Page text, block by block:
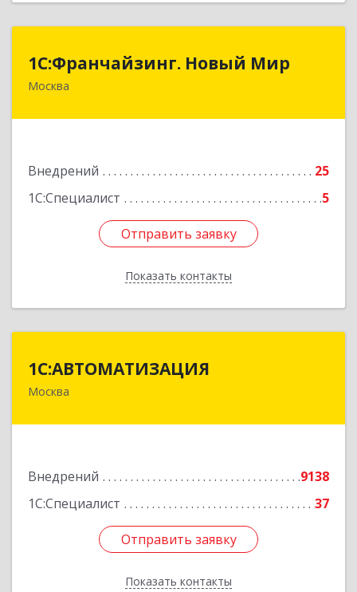
1С:Франчайзинг. Новый Мир
Москва
Внедрений
25
1С:Специалист
5
Отправить заявку
Показать контакты
1С:Франчайзинг. Новый Мир
101000, Москва г, Армянский пер, дом № 9,
Отправить заявку
Назад
1С:АВТОМАТИЗАЦИЯ
Москва
Внедрений
9138
1С:Специалист
37
Отправить заявку
Показать контакты
111024, Москва г, Энтузиастов 1-я ул, дом №
Отправить заявку
Назад